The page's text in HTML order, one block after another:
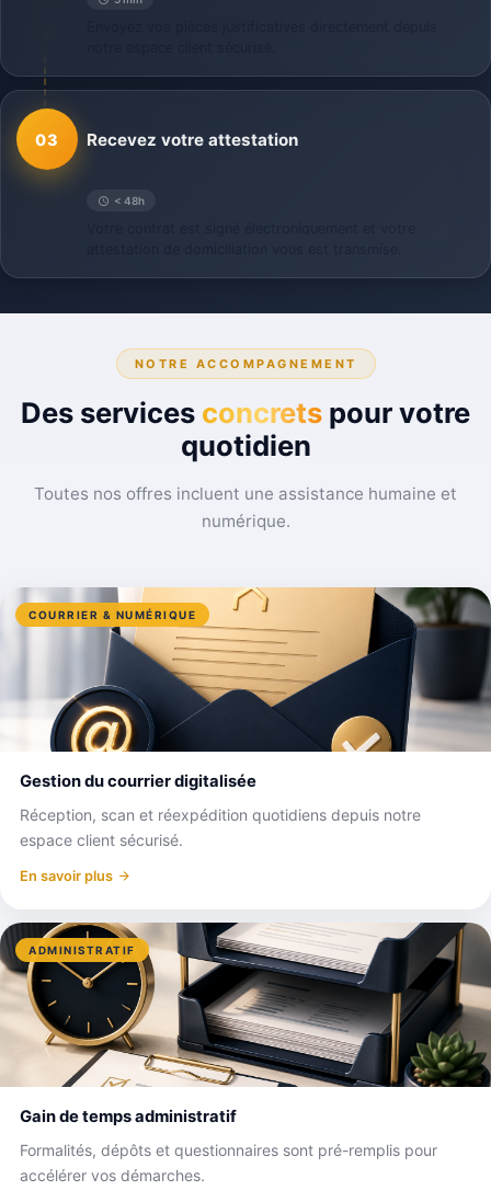
03
< 48h
Recevez votre attestation
NOTRE ACCOMPAGNEMENT
Des services concrets pour votre
quotidien
Toutes nos offres incluent une assistance humaine et
numérique.
COURRIER & NUMÉRIQUE
Gestion du courrier digitalisée
Réception, scan et réexpédition quotidiens depuis notre
espace client sécurisé.
En savoir plus
ADMINISTRATIF
Gain de temps administratif
Formalités, dépôts et questionnaires sont pré-remplis pour
accélérer vos démarches.